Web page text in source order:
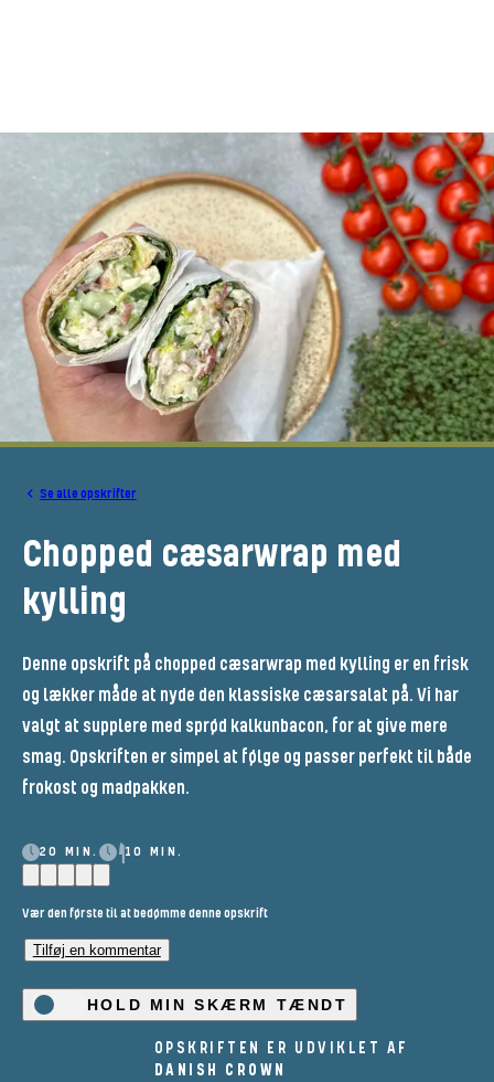
Se alle opskrifter
Chopped cæsarwrap med
kylling
Denne opskrift på chopped cæsarwrap med kylling er en frisk
og lækker måde at nyde den klassiske cæsarsalat på. Vi har
valgt at supplere med sprød kalkunbacon, for at give mere
smag. Opskriften er simpel at følge og passer perfekt til både
frokost og madpakken.
20 MIN. 10 MIN.
Vær den første til at bedømme denne opskrift
Tilføj en kommentar
HOLD MIN SKÆRM TÆNDT
OPSKRIFTEN ER UDVIKLET AF
DANISH CROWN